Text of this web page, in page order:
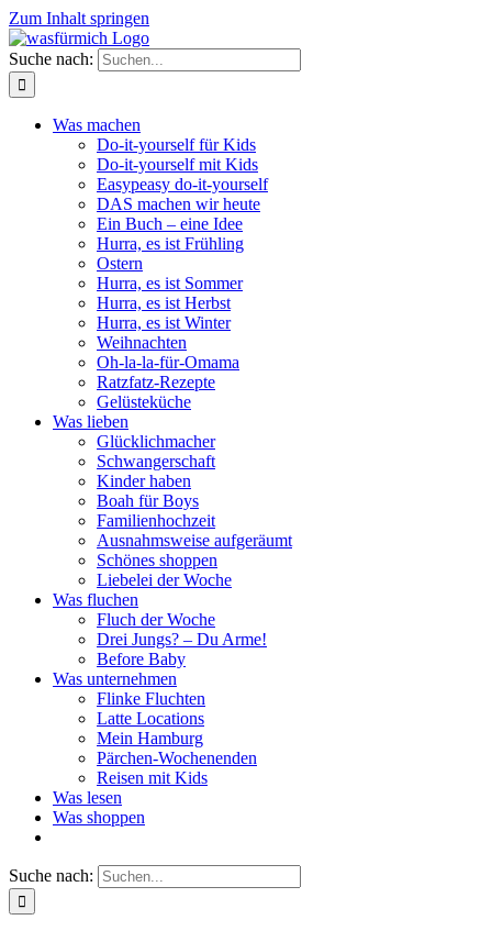
Zum Inhalt springen
Suche nach:
Was machen
Do-it-yourself für Kids
Do-it-yourself mit Kids
Easypeasy do-it-yourself
DAS machen wir heute
Ein Buch – eine Idee
Hurra, es ist Frühling
Ostern
Hurra, es ist Sommer
Hurra, es ist Herbst
Hurra, es ist Winter
Weihnachten
Oh-la-la-für-Omama
Ratzfatz-Rezepte
Gelüsteküche
Was lieben
Glücklichmacher
Schwangerschaft
Kinder haben
Boah für Boys
Familienhochzeit
Ausnahmsweise aufgeräumt
Schönes shoppen
Liebelei der Woche
Was fluchen
Fluch der Woche
Drei Jungs? – Du Arme!
Before Baby
Was unternehmen
Flinke Fluchten
Latte Locations
Mein Hamburg
Pärchen-Wochenenden
Reisen mit Kids
Was lesen
Was shoppen
Suche nach: